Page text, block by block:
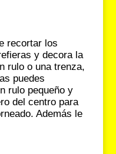
recortar los
y decora la
rulo o una trenza,
puedes
rulo pequeño y
del centro para
Además le